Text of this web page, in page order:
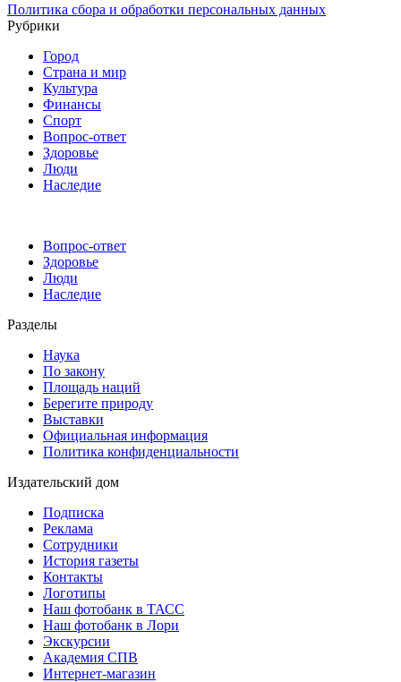
Политика сбора и обработки персональных данных
Рубрики
Город
Страна и мир
Культура
Финансы
Спорт
Вопрос-ответ
Здоровье
Люди
Наследие
Вопрос-ответ
Здоровье
Люди
Наследие
Разделы
Наука
По закону
Площадь наций
Берегите природу
Выставки
Официальная информация
Политика конфиденциальности
Издательский дом
Подписка
Реклама
Сотрудники
История газеты
Контакты
Логотипы
Наш фотобанк в ТАСС
Наш фотобанк в Лори
Экскурсии
Академия СПВ
Интернет-магазин